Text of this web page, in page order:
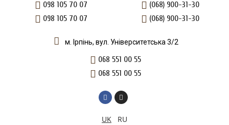
098 105 70 07
098 105 70 07
(068) 900-31-30
(068) 900-31-30
м. Ірпінь, вул. Університетська 3/2
068 551 00 55
068 551 00 55
UK RU